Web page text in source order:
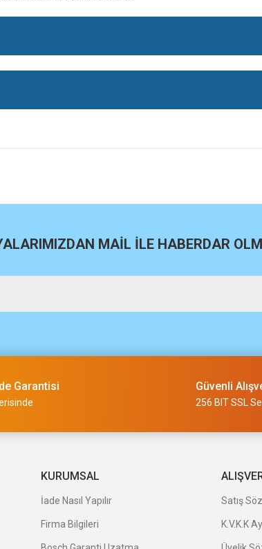
Bosch Expert Mandren İçin
Bosch Expert 8,5x105 mm
Bosch Expert 7,15x105 mm
MAİL İLE HABERDAR
Garantisi Güvenli
256 BIT SSL
KURUMSAL
İade Nasıl Yapılır
Firma Bilgileri
Satış
K.V.K.K